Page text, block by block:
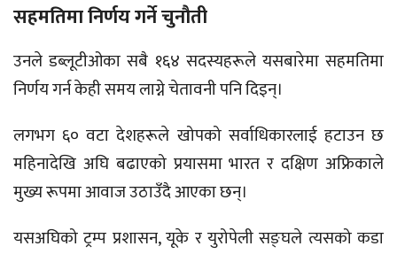
सहमतिमा निर्णय गर्ने चुनौती
उनले डब्लूटीओका सबै १६४ सदस्यहरूले यसबारेमा सहमतिमा
निर्णय गर्न केही समय लाग्ने चेतावनी पनि दिइन्।
लगभग ६० वटा देशहरूले खोपको सर्वाधिकारलाई हटाउन छ
महिनादेखि अघि बढाएको प्रयासमा भारत र दक्षिण अफ्रिकाले
मुख्य रूपमा आवाज उठाउँदै आएका छन्।
यसअघिको ट्रम्प प्रशासन, यूके र युरोपेली सङ्घले त्यसको कडा